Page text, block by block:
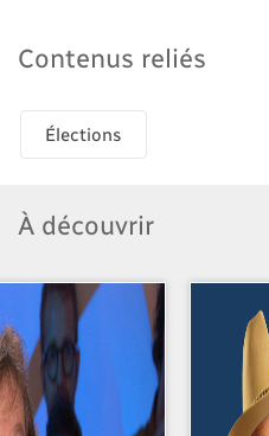
Contenus reliés
Élections
À découvrir